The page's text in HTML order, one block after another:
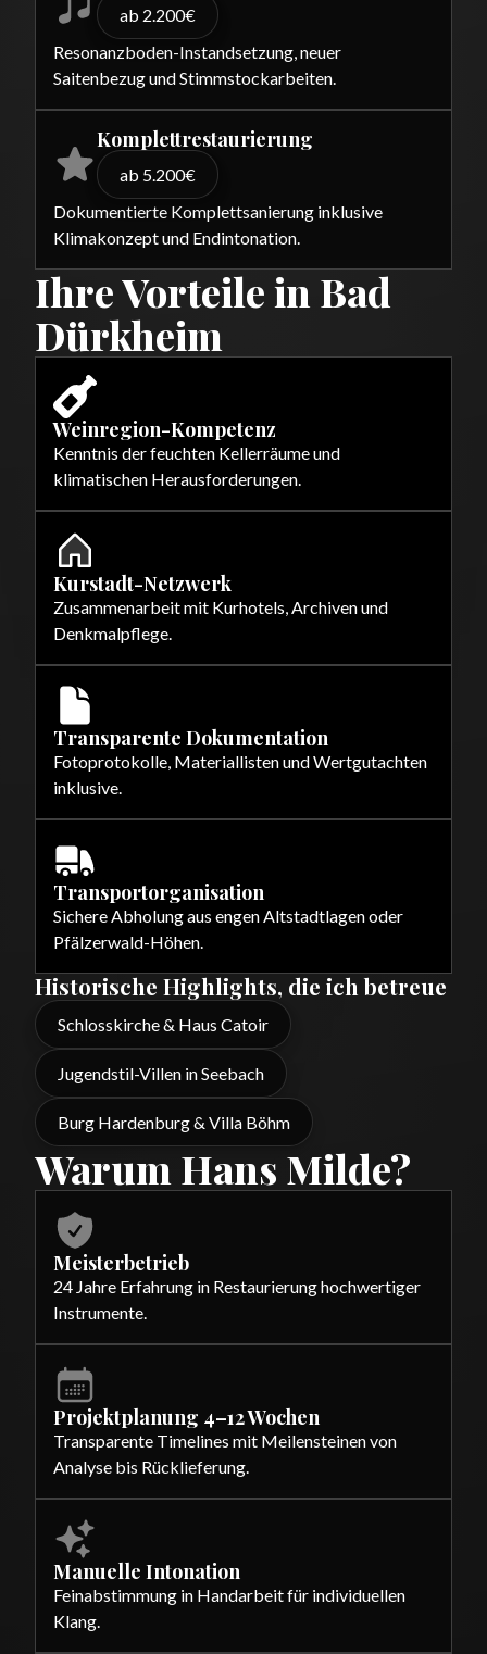
ab 2.200€
Resonanzboden-Instandsetzung, neuer
Saitenbezug und Stimmstockarbeiten.
Komplettrestaurierung
ab 5.200€
Dokumentierte Komplettsanierung inklusive
Klimakonzept und Endintonation.
Ihre Vorteile in Bad
Dürkheim
Weinregion-Kompetenz
Kenntnis der feuchten Kellerräume und
klimatischen Herausforderungen.
Kurstadt-Netzwerk
Zusammenarbeit mit Kurhotels, Archiven und
Denkmalpflege.
Transparente Dokumentation
Fotoprotokolle, Materiallisten und Wertgutachten
inklusive.
Transportorganisation
Sichere Abholung aus engen Altstadtlagen oder
Pfälzerwald-Höhen.
Historische Highlights, die ich betreue
Schlosskirche & Haus Catoir
Jugendstil-Villen in Seebach
Burg Hardenburg & Villa Böhm
Warum Hans Milde?
Meisterbetrieb
24 Jahre Erfahrung in Restaurierung hochwertiger
Instrumente.
Projektplanung 4–12 Wochen
Transparente Timelines mit Meilensteinen von
Analyse bis Rücklieferung.
Manuelle Intonation
Feinabstimmung in Handarbeit für individuellen
Klang.